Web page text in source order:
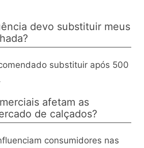
devo substituir meus
substituir após 500
afetam as
de calçados?
consumidores nas